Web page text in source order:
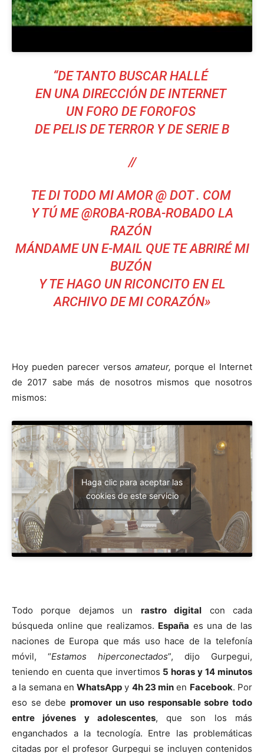
“DE TANTO BUSCAR HALLÉ
EN UNA DIRECCIÓN DE INTERNET
UN FORO DE FOROFOS
DE PELIS DE TERROR Y DE SERIE B
//
TE DI TODO MI AMOR @ DOT . COM
Y TÚ ME @ROBA-ROBA-ROBADO LA
RAZÓN
MÁNDAME UN E-MAIL QUE TE ABRIRÉ MI
BUZÓN
Y TE HAGO UN RICONCITO EN EL
ARCHIVO DE MI CORAZÓN»
Hoy pueden parecer versos amateur, porque el Internet
de 2017 sabe más de nosotros mismos que nosotros
mismos:
Haga clic para aceptar las
cookies de este servicio
Todo porque dejamos un rastro digital con cada
búsqueda online que realizamos. España es una de las
naciones de Europa que más uso hace de la telefonía
móvil, “Estamos hiperconectados”, dijo Gurpegui,
teniendo en cuenta que invertimos 5 horas y 14 minutos
a la semana enWhatsApp y 4h 23 min en Facebook. Por
eso se debe promover un uso responsable sobre todo
entre jóvenes y adolescentes, que son los más
enganchados a la tecnología. Entre las problemáticas
citadas por el profesor Gurpegui se incluyen contenidos